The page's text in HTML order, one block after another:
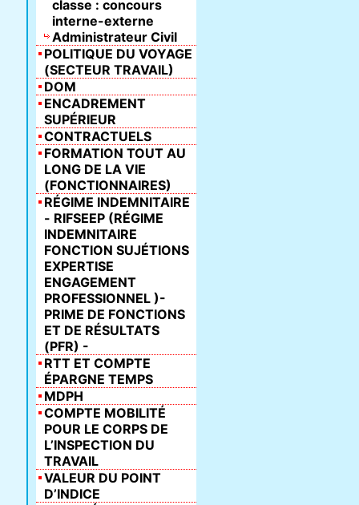
classe : concours
interne-externe
Administrateur Civil
POLITIQUE DU VOYAGE
(SECTEUR TRAVAIL)
DOM
ENCADREMENT
SUPÉRIEUR
CONTRACTUELS
FORMATION TOUT AU
LONG DE LA VIE
(FONCTIONNAIRES)
RÉGIME INDEMNITAIRE
- RIFSEEP (RÉGIME
INDEMNITAIRE
FONCTION SUJÉTIONS
EXPERTISE
ENGAGEMENT
PROFESSIONNEL )-
PRIME DE FONCTIONS
ET DE RÉSULTATS
(PFR) -
RTT ET COMPTE
ÉPARGNE TEMPS
MDPH
COMPTE MOBILITÉ
POUR LE CORPS DE
L’INSPECTION DU
TRAVAIL
VALEUR DU POINT
D’INDICE